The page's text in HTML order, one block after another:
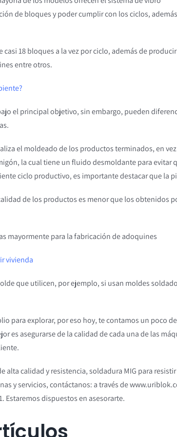
de bloques y poder cumplir con los ciclos, además
18 bloques a la vez por ciclo, además de producir
entre otros.
el principal objetivo, sin embargo, pueden
el moldeado de los productos terminados, en
la cual tiene un fluido desmoldante para evitar
ciclo productivo, es importante destacar que la
de los productos es menor que los obtenidos
mayormente para la fabricación de adoquines
vivienda
que utilicen, por ejemplo, si usan moldes
para explorar, por eso hoy, te contamos un poco
es asegurarse de la calidad de cada una de las
alta calidad y resistencia, soldadura MIG para
y servicios, contáctanos: a través de
Estaremos dispuestos en asesorarte.